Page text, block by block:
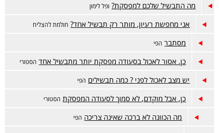
מה התבשיל שלכם למפסקת? ופל לימון
אני מחפשת רעיון, מותר רק תבשיל אחד? חולמת להצליח
מסתבר הפי
כן. אסור לאכול בסעודה מפסקת יותר מתבשיל אחד הסטורי
יש מצב לאכול לפני ? כמה תבשילים הפי
כן, אבל מוקדם, לא סמוך לסעודה המפסקת הסטורי
מה הכוונה לא ברכה שאינה צריכה הפי